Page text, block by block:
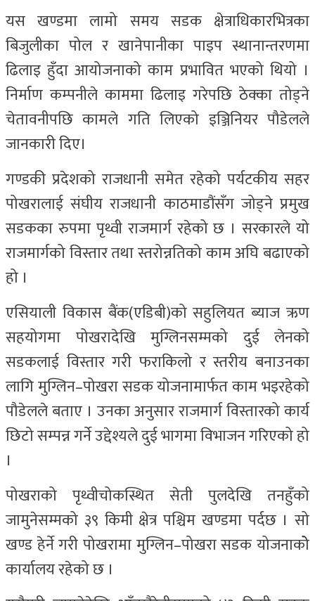
यस खण्डमा लामो समय सडक क्षेत्राधिकारभित्रका
बिजुलीका पोल र खानेपानीका पाइप स्थानान्तरणमा
ढिलाइ हुँदा आयोजनाको काम प्रभावित भएको थियो ।
निर्माण कम्पनीले काममा ढिलाइ गरेपछि ठेक्का तोड्ने
चेतावनीपछि कामले गति लिएको इञ्जिनियर पौडेलले
जानकारी दिए।
गण्डकी प्रदेशको राजधानी समेत रहेको पर्यटकीय सहर
पोखरालाई संघीय राजधानी काठमाडौंसँग जोड्ने प्रमुख
सडकका रुपमा पृथ्वी राजमार्ग रहेको छ । सरकारले यो
राजमार्गको विस्तार तथा स्तरोन्नतिको काम अघि बढाएको
हो ।
एसियाली विकास बैंक(एडिबी)को सहुलियत ब्याज ऋण
सहयोगमा पोखरादेखि मुग्लिनसम्मको दुई लेनको
सडकलाई विस्तार गरी फराकिलो र स्तरीय बनाउनका
लागि मुग्लिन–पोखरा सडक योजनामार्फत काम भइरहेको
पौडेलले बताए । उनका अनुसार राजमार्ग विस्तारको कार्य
छिटो सम्पन्न गर्ने उद्देश्यले दुई भागमा विभाजन गरिएको हो
।
पोखराको पृथ्वीचोकस्थित सेती पुलदेखि तनहुँको
जामुनेसम्मको ३९ किमी क्षेत्र पश्चिम खण्डमा पर्दछ । सो
खण्ड हेर्ने गरी पोखरामा मुग्लिन–पोखरा सडक योजनाकोे
कार्यालय रहेको छ ।